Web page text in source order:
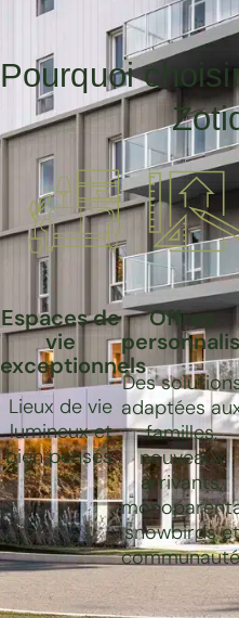
Pourquoi
Espaces de
vie
exceptionnels
Lieux de vie
lumineux et
bien pensés.
Offres
Des
adaptées
familles,
nouveaux
arrivants,
snowbirds et